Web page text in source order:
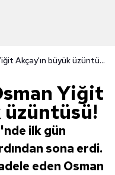
Kırkpınar Yağlı Güreşleri'nde Osman Yiğit Akçay'ın büyük üzüntüsü!
Yiğit
üzüntüsü!
ilk gün
sona erdi.
eden Osman